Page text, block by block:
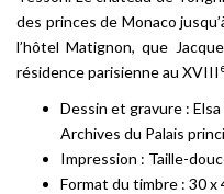
des princes de Monaco
l’hôtel Matignon, que
résidence parisienne au XVIII
Dessin et gravure :
Archives du Palais
Impression : Taille-
Format du timbre : 30 x